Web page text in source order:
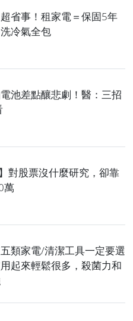
省事！租家電＝保固5年
冷氣全包
池差點釀悲劇！醫：三招
對股票沒什麼研究，卻靠
萬
五類家電/清潔工具一定要選
起來輕鬆很多，殺菌力和